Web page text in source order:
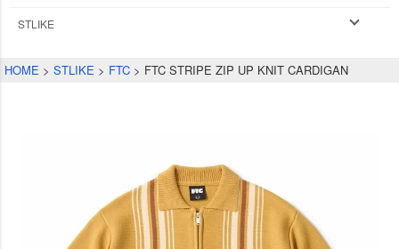
STLIKE
HOME STLIKE FTC FTC STRIPE ZIP UP KNIT CARDIGAN